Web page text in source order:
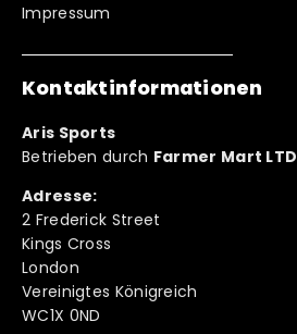
Impressum
Kontaktinformationen
Aris Sports
Betrieben durch Farmer Mart LTD
Adresse:
2 Frederick Street
Kings Cross
London
Vereinigtes Königreich
WC1X 0ND